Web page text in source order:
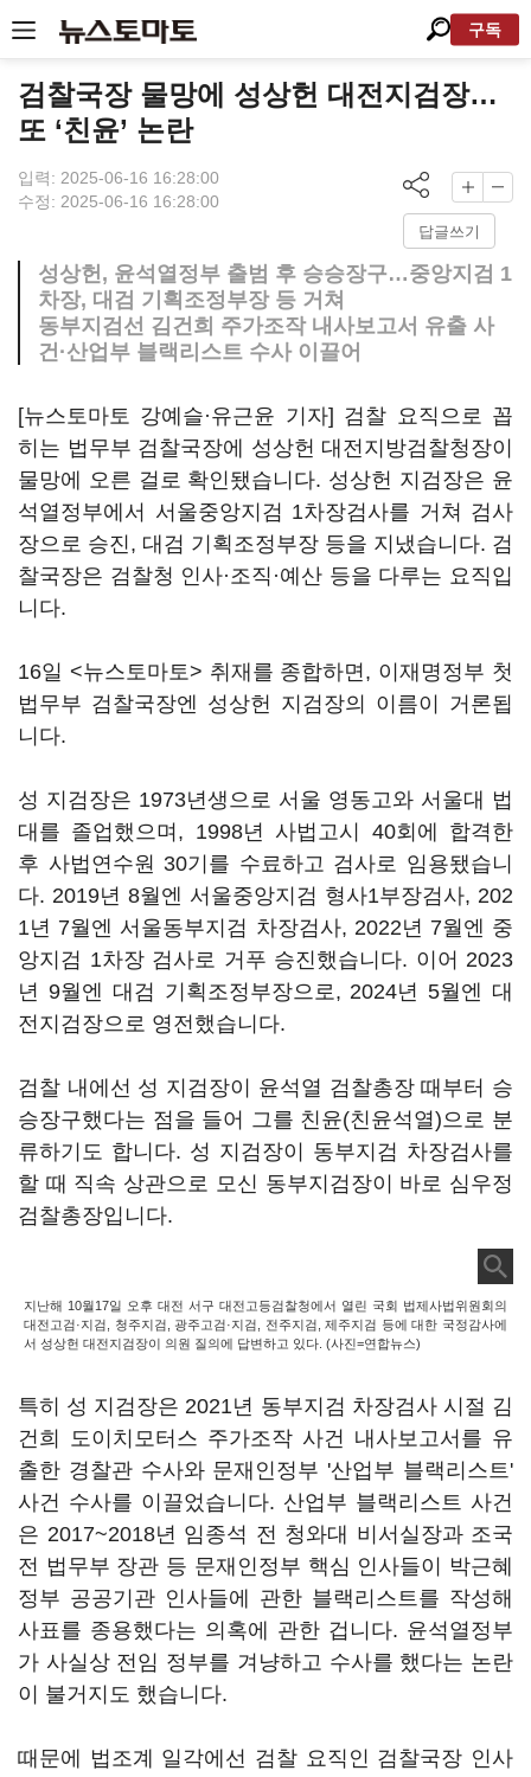
구독
검찰국장 물망에 성상헌 대전지검장…
또 ‘친윤’ 논란
입력: 2025-06-16 16:28:00
수정: 2025-06-16 16:28:00
답글쓰기
성상헌, 윤석열정부 출범 후 승승장구…중앙지검 1
차장, 대검 기획조정부장 등 거쳐
동부지검선 김건희 주가조작 내사보고서 유출 사
건·산업부 블랙리스트 수사 이끌어
[뉴스토마토 강예슬·유근윤 기자] 검찰 요직으로 꼽
히는 법무부 검찰국장에 성상헌 대전지방검찰청장이
물망에 오른 걸로 확인됐습니다. 성상헌 지검장은 윤
석열정부에서 서울중앙지검 1차장검사를 거쳐 검사
장으로 승진, 대검 기획조정부장 등을 지냈습니다. 검
찰국장은 검찰청 인사·조직·예산 등을 다루는 요직입
니다.
16일 <뉴스토마토> 취재를 종합하면, 이재명정부 첫
법무부 검찰국장엔 성상헌 지검장의 이름이 거론됩
니다.
성 지검장은 1973년생으로 서울 영동고와 서울대 법
대를 졸업했으며, 1998년 사법고시 40회에 합격한
후 사법연수원 30기를 수료하고 검사로 임용됐습니
다. 2019년 8월엔 서울중앙지검 형사1부장검사, 202
1년 7월엔 서울동부지검 차장검사, 2022년 7월엔 중
앙지검 1차장 검사로 거푸 승진했습니다. 이어 2023
년 9월엔 대검 기획조정부장으로, 2024년 5월엔 대
전지검장으로 영전했습니다.
검찰 내에선 성 지검장이 윤석열 검찰총장 때부터 승
승장구했다는 점을 들어 그를 친윤(친윤석열)으로 분
류하기도 합니다. 성 지검장이 동부지검 차장검사를
할 때 직속 상관으로 모신 동부지검장이 바로 심우정
검찰총장입니다.
지난해 10월17일 오후 대전 서구 대전고등검찰청에서 열린 국회 법제사법위원회의
대전고검·지검, 청주지검, 광주고검·지검, 전주지검, 제주지검 등에 대한 국정감사에
서 성상헌 대전지검장이 의원 질의에 답변하고 있다. (사진=연합뉴스)
특히 성 지검장은 2021년 동부지검 차장검사 시절 김
건희 도이치모터스 주가조작 사건 내사보고서를 유
출한 경찰관 수사와 문재인정부 '산업부 블랙리스트'
사건 수사를 이끌었습니다. 산업부 블랙리스트 사건
은 2017~2018년 임종석 전 청와대 비서실장과 조국
전 법무부 장관 등 문재인정부 핵심 인사들이 박근혜
정부 공공기관 인사들에 관한 블랙리스트를 작성해
사표를 종용했다는 의혹에 관한 겁니다. 윤석열정부
가 사실상 전임 정부를 겨냥하고 수사를 했다는 논란
이 불거지도 했습니다.
때문에 법조계 일각에선 검찰 요직인 검찰국장 인사